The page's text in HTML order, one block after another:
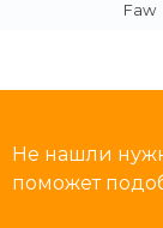
Faw
Не нашли
поможет